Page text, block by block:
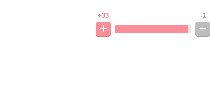
+33 -1